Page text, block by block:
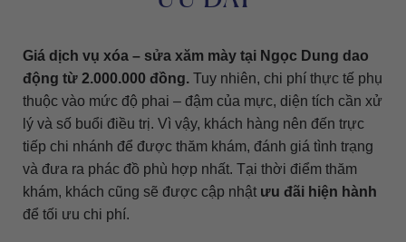
Giá dịch vụ xóa – sửa xăm mày tại Ngọc Dung dao
động từ 2.000.000 đồng. Tuy nhiên, chi phí thực tế phụ
thuộc vào mức độ phai – đậm của mực, diện tích cần xử
lý và số buổi điều trị. Vì vậy, khách hàng nên đến trực
tiếp chi nhánh để được thăm khám, đánh giá tình trạng
và đưa ra phác đồ phù hợp nhất. Tại thời điểm thăm
khám, khách cũng sẽ được cập nhật ưu đãi hiện hành
để tối ưu chi phí.